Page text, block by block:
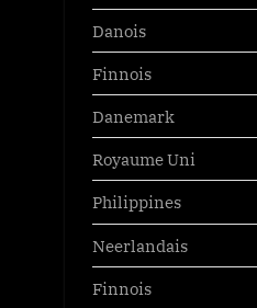
Danois
Finnois
Danemark
Royaume Uni
Philippines
Neerlandais
Finnois